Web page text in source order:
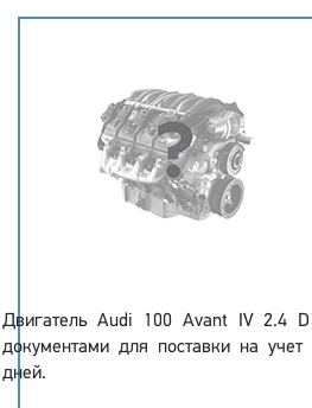
Двигатель Audi 100 Avant IV 2.4
документами для поставки на
дней.